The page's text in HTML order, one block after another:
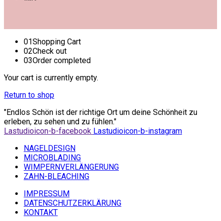
01Shopping Cart
02Check out
03Order completed
Your cart is currently empty.
Return to shop
"Endlos Schön ist der richtige Ort um deine Schönheit zu
erleben, zu sehen und zu fühlen."
Lastudioicon-b-facebook Lastudioicon-b-instagram
NAGELDESIGN
MICROBLADING
WIMPERNVERLÄNGERUNG
ZAHN-BLEACHING
IMPRESSUM
DATENSCHUTZERKLÄRUNG
KONTAKT